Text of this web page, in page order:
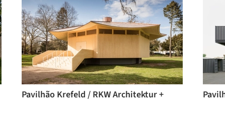
Pavilhão Krefeld / RKW Architektur +